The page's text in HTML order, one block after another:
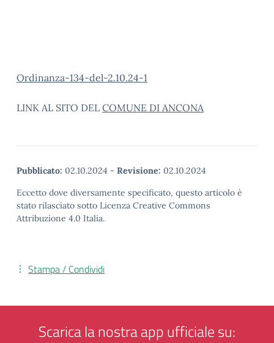
Ordinanza-134-del-2.10.24-1
LINK AL SITO DEL COMUNE DI ANCONA
Pubblicato: 02.10.2024 - Revisione: 02.10.2024
Eccetto dove diversamente specificato, questo articolo è
stato rilasciato sotto Licenza Creative Commons
Attribuzione 4.0 Italia.
Stampa / Condividi
Scarica la nostra app ufficiale su: